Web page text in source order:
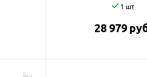
1 шт
28 979